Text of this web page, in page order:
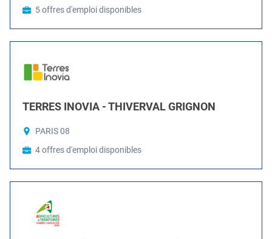
5 offres d'emploi disponibles
TERRES INOVIA - THIVERVAL GRIGNON
PARIS 08
4 offres d'emploi disponibles